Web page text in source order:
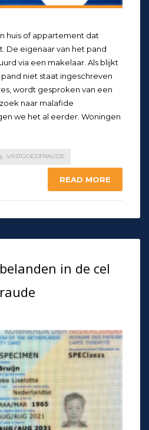
huis of appartement dat
De eigenaar van het pand
via een makelaar. Als blijkt
niet staat ingeschreven
wordt gesproken van een
naar malafide
we het al eerder. Woningen
VASTGOEDFRAUDE
READ MORE
in de cel